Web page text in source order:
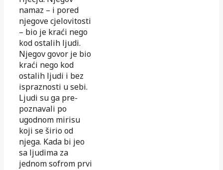
namaz – i pored
njegove cje­lo­vitosti
– bio je kraći nego
kod ostalih ljudi.
Njegov govor je bio
kraći nego kod
ostalih ljudi i bez
ispraznosti u sebi.
Ljudi su ga pre­
poznavali po
ugodnom mirisu
koji se širio od
njega. Kada bi jeo
sa ljudima za
jednom sofrom prvi